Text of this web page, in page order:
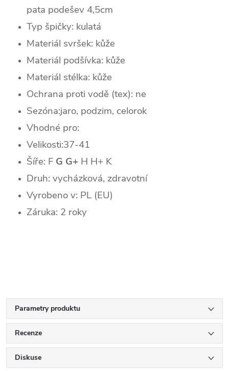
pata podešev 4,5cm
Typ špičky: kulatá
Materiál svršek: kůže
Materiál podšívka: kůže
Materiál stélka: kůže
Ochrana proti vodě (tex): ne
Sezóna:jaro, podzim, celorok
Vhodné pro:
Velikosti:37-41
Šíře: F G G+ H H+ K
Druh: vycházková, zdravotní
Vyrobeno v: PL (EU)
Záruka: 2 roky
Parametry produktu
Recenze
Diskuse